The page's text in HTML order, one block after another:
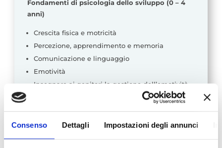
Consenso Dettagli Impostazioni degli annunci
Fondamenti di psicologia dello sviluppo (0 – 4
anni)
Crescita fisica e motricità
Percezione, apprendimento e memoria
Comunicazione e linguaggio
Emotività
Insegnare ai genitori la gestione dell’emotività
Domenica 22 settembre